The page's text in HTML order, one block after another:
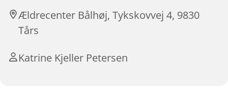
Ældrecenter Bålhøj, Tykskovvej 4, 9830
Tårs
Katrine Kjeller Petersen